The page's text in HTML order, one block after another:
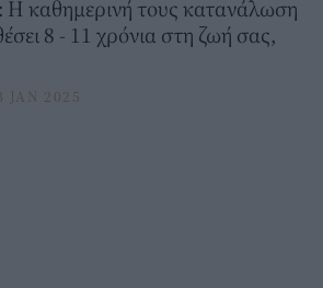
Η καθημερινή τους κατανάλωση
8 - 11 χρόνια στη ζωή σας,
JAN 2025